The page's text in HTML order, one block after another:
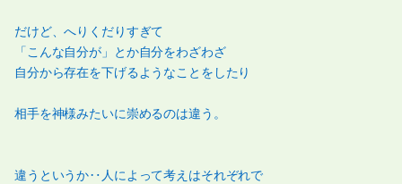
だけど、へりくだりすぎて
「こんな自分が」とか自分をわざわざ
自分から存在を下げるようなことをしたり
相手を神様みたいに崇めるのは違う。
違うというか‥人によって考えはそれぞれで